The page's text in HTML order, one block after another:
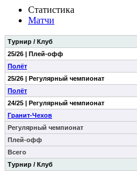
Статистика
Матчи
Турнир / Клуб
Турнир / Клуб
25/26 | Плей-офф
Полёт
25/26 | Регулярный чемпионат
Полёт
24/25 | Регулярный чемпионат
Гранит-Чехов
Регулярный чемпионат
Плей-офф
Всего